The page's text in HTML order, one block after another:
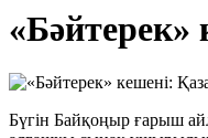
«Бәйтерек»
Бүгін Байқоңыр ғарыш